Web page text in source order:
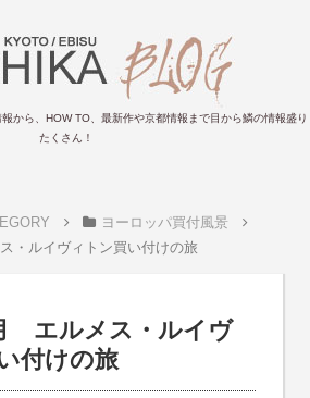
から、HOW TO、最新作や京都情報まで目から鱗の情報盛り
たくさん！
ヨーロッパ買付風景
・ルイヴィトン買い付けの旅
エルメス・ルイヴ
付けの旅